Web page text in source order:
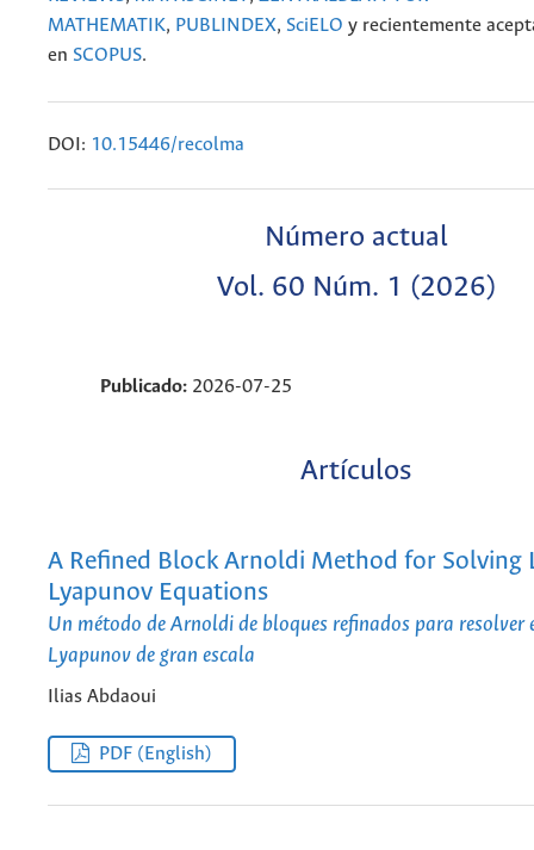
MATHEMATIK, PUBLINDEX, SciELO y recientemente
en SCOPUS.
DOI: 10.15446/recolma
Número actual
Vol. 60 Núm. 1 (2026)
Publicado: 2026-07-25
Artículos
A Refined Block Arnoldi Method for Solving
Lyapunov Equations
Un método de Arnoldi de bloques refinados para resolver
Lyapunov de gran escala
Ilias Abdaoui
PDF (English)